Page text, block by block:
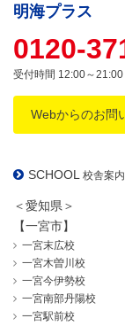
明海プラス
0120-
受付時間 12:00～21:00
Webからのお問
SCHOOL 校舎案内
＜愛知県＞
【一宮市】
一宮末広校
一宮木曽川校
一宮今伊勢校
一宮南部丹陽校
一宮駅前校